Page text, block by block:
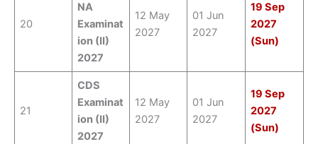
20
NA
Examinat
ion (II)
2027
12 May
2027
01 Jun
2027
19 Sep
2027
(Sun)
21
CDS
Examinat
ion (II)
2027
12 May
2027
01 Jun
2027
19 Sep
2027
(Sun)